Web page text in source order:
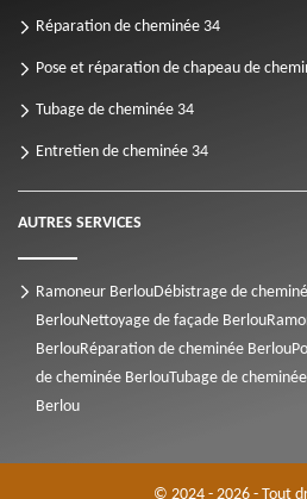
Réparation de cheminée 34
Pose et réparation de chapeau de
Tubage de cheminée 34
Entretien de cheminée 34
AUTRES SERVICES
Ramoneur BerlouDébistrage de
BerlouNettoyage de façade Berlou
BerlouRéparation de cheminée Berlou
de cheminée BerlouTubage de
Berlou
© 2024 - 2026 - Tout